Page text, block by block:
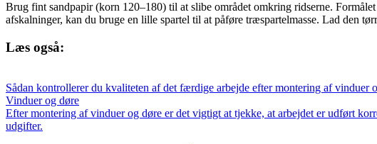
Brug fint sandpapir (korn 120–180) til at slibe området omkring ridserne.
afskalninger, kan du bruge en lille spartel til at påføre træspartelmasse. Lad den
Læs også:
Sådan kontrollerer du kvaliteten af det færdige arbejde efter montering af vinduer
Vinduer og døre
Efter montering af vinduer og døre er det vigtigt at tjekke, at arbejdet er udført
udgifter.